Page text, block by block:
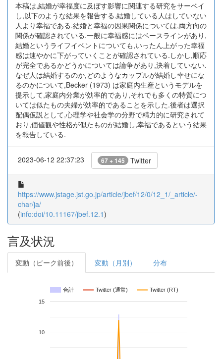
本稿は,結婚が幸福度に及ぼす影響に関連する研究をサーベイ
し,以下のような結果を報告する.結婚している人はしていない
人より幸福である.結婚と幸福の因果関係については,両方向の
関係が確認されている.一般に幸福感にはベースラインがあり,
結婚というライフイベントについても,いったん上がった幸福
感は速やかに下がっていくことが確認されている.しかし,順応
が完全であるかどうかについては論争があり,決着していない.
なぜ人は結婚するのか,どのようなカップルが結婚し幸せにな
るのかについて,Becker (1973) は家庭内生産というモデルを
提示して,家庭内分業が効率的であり,それでも多くの特質につ
いては似たもの夫婦が効率的であることを示した.後者は選択
配偶仮説として,心理学や社会学の分野で精力的に研究されて
おり,価値観や性格が似たものが結婚し,幸福であるという結果
を報告している.
2023-06-12 22:37:23 67 + 145 Twitter
https://www.jstage.jst.go.jp/article/jbef/12/0/12_1/_article/-
char/ja/
(info:doi/10.11167/jbef.12.1)
言及状況
変動（ピーク前後） 変動（月別） 分布
合計 Twitter (通常) Twitter (RT)
10
15